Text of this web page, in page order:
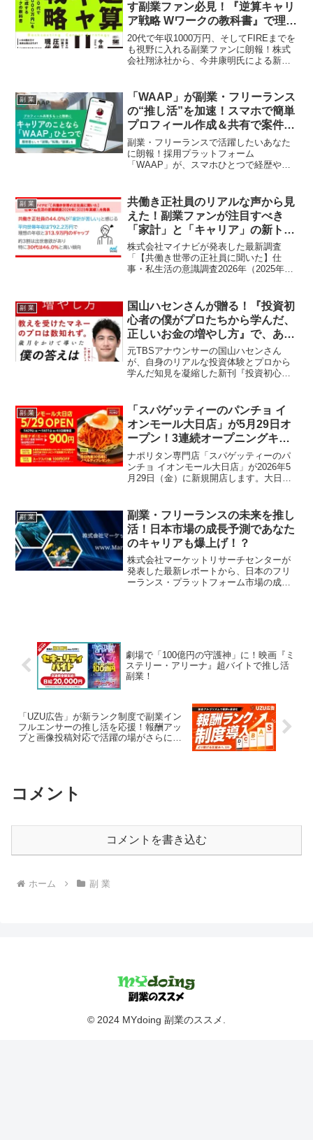
す副業ファン必見！『逆算キャリ
ア戦略 Wワークの教科書』で理想
のキャリアを掴もう！
20代で年収1000万円、そしてFIREまでを
も視野に入れる副業ファンに朗報！株式
会社翔泳社から、今井康明氏による新刊
22日に発売されます。本業と副業を掛け
合わせ、圧倒的な複利効果で理想のキャ
リアと資産を築くための、現代最強の働
き方を徹底解説した一冊です。
副 業
「WAAP」が副業・フリーランス
の“推し活”を加速！スマホで簡単
プロフィール作成＆共有で案件ゲ
ットのチャンス拡大！
副業・フリーランスで活躍したいあなた
に朗報！採用プラットフォーム
「WAAP」が、スマホひとつで経歴やス
書類作成から解放され、あなたの魅力を
ダイレクトに企業へ届け、案件獲得のチ
ャンスを広げましょう！
副 業
共働き正社員のリアルな声から見
えた！副業ファンが注目すべき
「家計」と「キャリア」の新トレ
ンド
株式会社マイナビが発表した最新調査
「【共働き世帯の正社員に聞いた】仕
事・私生活の意識調査2026年（2025年実
業を「推し活」のように楽しむ皆さんに
とって、どんな新たなヒントをもたらす
のかを深掘りします！
副 業
国山ハセンさんが贈る！『投資初
心者の僕がプロたちから学んだ、
正しいお金の増やし方』で、あな
たの副業ライフも加速！
元TBSアナウンサーの国山ハセンさん
が、自身のリアルな投資体験とプロから
学んだ知見を凝縮した新刊『投資初心者
発売します。投資ビギナーの副業ファン
必見の、お金を「楽しく稼ぐ」ための実
践的ノウハウが満載です。
副 業
「スパゲッティーのパンチョ イ
オンモール大日店」が5月29日オ
ープン！3連続オープニングキャ
ンペーンで推し活を盛り上げよ
う！
ナポリタン専門店「スパゲッティーのパ
ンチョ イオンモール大日店」が2026年5
月29日（金）に新規開店します。大日駅
ファン待望のイベントが目白押しです。
副 業
副業・フリーランスの未来を推し
活！日本市場の成長予測であなた
のキャリアも爆上げ！？
株式会社マーケットリサーチセンターが
発表した最新レポートから、日本のフリ
ーランス・プラットフォーム市場の成長
劇場で「100億円の守護神」に！映画『ミ
ステリー・アリーナ』超バイトで推し活
副業！
「UZU広告」が新ランク制度で副業イン
フルエンサーの推し活を応援！報酬アッ
プと画像投稿対応で活躍の場がさらに拡
コメント
コメントを書き込む
ホーム 副 業
© 2024 MYdoing 副業のススメ.